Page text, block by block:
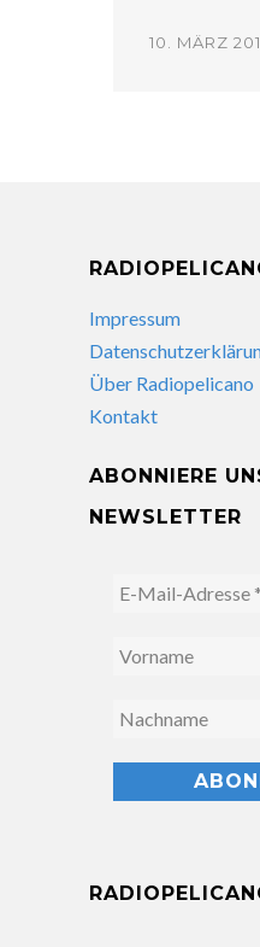
10. MÄRZ
Impressum
Über Radiopelicano
Kontakt
ABONNIERE
NEWSLETTER